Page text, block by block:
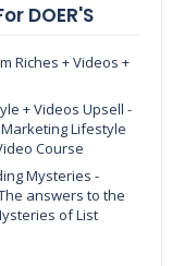
DOER'S
Riches + Videos +
+ Videos Upsell -
Lifestyle
Course
Mysteries -
answers to the
of List